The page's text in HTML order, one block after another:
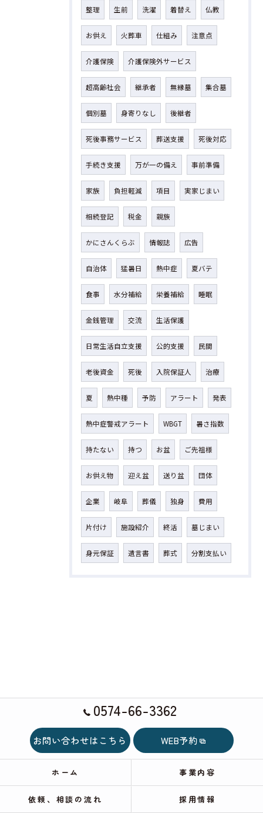
整理 生前 洗濯 着替え 仏教
お供え 火葬車 仕組み 注意点
介護保険 介護保険外サービス
超高齢社会 継承者 無縁墓 集合墓
個別墓 身寄りなし 後継者
死後事務サービス 葬送支援 死後対応
手続き支援 万が一の備え 事前準備
家族 負担軽減 項目 実家じまい
相続登記 税金 親族
かにさんくらぶ 情報誌 広告
自治体 猛暑日 熱中症 夏バテ
食事 水分補給 栄養補給 睡眠
金銭管理 交流 生活保護
日常生活自立支援 公的支援 民間
老後資金 死後 入院保証人 治療
夏 熱中種 予防 アラート 発表
熱中症警戒アラート WBGT 暑さ指数
持たない 持つ お盆 ご先祖様
お供え物 迎え盆 送り盆 団体
企業 岐阜 葬儀 独身 費用
片付け 施設紹介 終活 墓じまい
身元保証 遺言書 葬式 分割支払い
0574-66-3362
お問い合わせはこちら WEB予約
ホーム 事業内容
依頼、相談の流れ 採用情報